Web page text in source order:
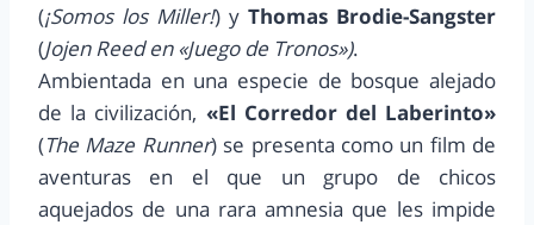
(¡Somos los Miller!) y Thomas Brodie-Sangster
(Jojen Reed en «Juego de Tronos»).
Ambientada en una especie de bosque alejado
de la civilización, «El Corredor del Laberinto»
(The Maze Runner) se presenta como un film de
aventuras en el que un grupo de chicos
aquejados de una rara amnesia que les impide